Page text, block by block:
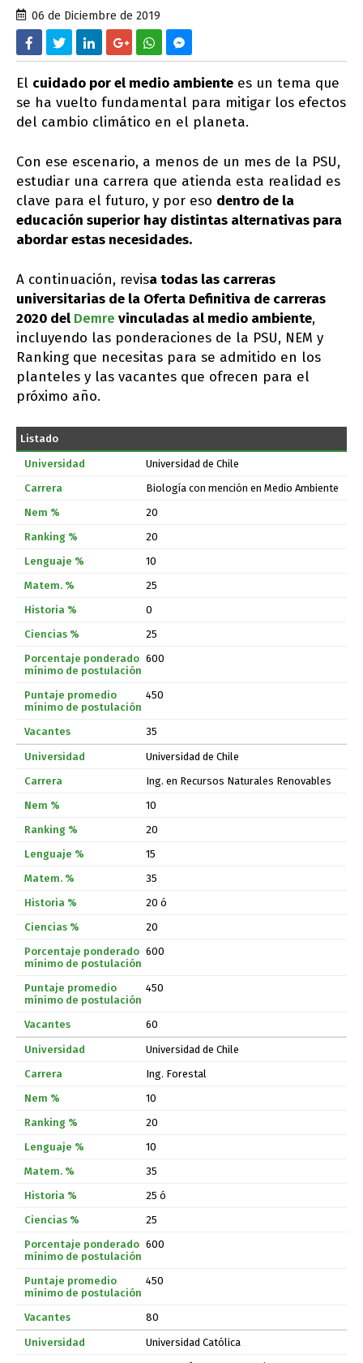
06 de Diciembre de 2019
El cuidado por el medio ambiente es un tema que
se ha vuelto fundamental para mitigar los efectos
del cambio climático en el planeta.
Con ese escenario, a menos de un mes de la PSU,
estudiar una carrera que atienda esta realidad es
clave para el futuro, y por eso dentro de la
educación superior hay distintas alternativas para
abordar estas necesidades.
A continuación, revisa todas las carreras
universitarias de la Oferta Definitiva de carreras
2020 del Demre vinculadas al medio ambiente,
incluyendo las ponderaciones de la PSU, NEM y
Ranking que necesitas para se admitido en los
planteles y las vacantes que ofrecen para el
próximo año.
Listado
Universidad de Chile
Biología con mención en Medio Ambiente
20
20
10
25
0
25
600
450
35
Universidad de Chile
Ing. en Recursos Naturales Renovables
10
20
15
35
20 ó
20
600
450
60
Universidad de Chile
Ing. Forestal
10
20
10
35
25 ó
25
600
450
80
Universidad Católica